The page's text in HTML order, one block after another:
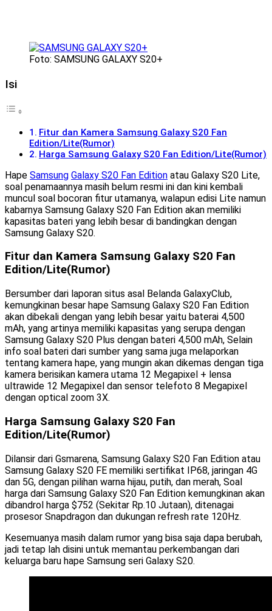
Foto: SAMSUNG GALAXY S20+
Isi
Fitur dan Kamera Samsung Galaxy S20 Fan
Edition/Lite(Rumor)
Harga Samsung Galaxy S20 Fan Edition/Lite(Rumor)
Hape Samsung Galaxy S20 Fan Edition atau Galaxy S20 Lite,
soal penamaannya masih belum resmi ini dan kini kembali
muncul soal bocoran fitur utamanya, walapun edisi Lite namun
kabarnya Samsung Galaxy S20 Fan Edition akan memiliki
kapasitas bateri yang lebih besar di bandingkan dengan
Samsung Galaxy S20.
Fitur dan Kamera Samsung Galaxy S20 Fan
Edition/Lite(Rumor)
Bersumber dari laporan situs asal Belanda GalaxyClub,
kemungkinan besar hape Samsung Galaxy S20 Fan Edition
akan dibekali dengan yang lebih besar yaitu baterai 4,500
mAh, yang artinya memiliki kapasitas yang serupa dengan
Samsung Galaxy S20 Plus dengan bateri 4,500 mAh, Selain
info soal bateri dari sumber yang sama juga melaporkan
tentang kamera hape, yang mungin akan dikemas dengan tiga
kamera berisikan kamera utama 12 Megapixel + lensa
ultrawide 12 Megapixel dan sensor telefoto 8 Megapixel
dengan optical zoom 3X.
Harga Samsung Galaxy S20 Fan
Edition/Lite(Rumor)
Dilansir dari Gsmarena, Samsung Galaxy S20 Fan Edition atau
Samsung Galaxy S20 FE memiliki sertifikat IP68, jaringan 4G
dan 5G, dengan pilihan warna hijau, putih, dan merah, Soal
harga dari Samsung Galaxy S20 Fan Edition kemungkinan akan
dibandrol harga $752 (Sekitar Rp.10 Jutaan), ditenagai
prosesor Snapdragon dan dukungan refresh rate 120Hz.
Kesemuanya masih dalam rumor yang bisa saja dapa berubah,
jadi tetap lah disini untuk memantau perkembangan dari
keluarga baru hape Samsung seri Galaxy S20.